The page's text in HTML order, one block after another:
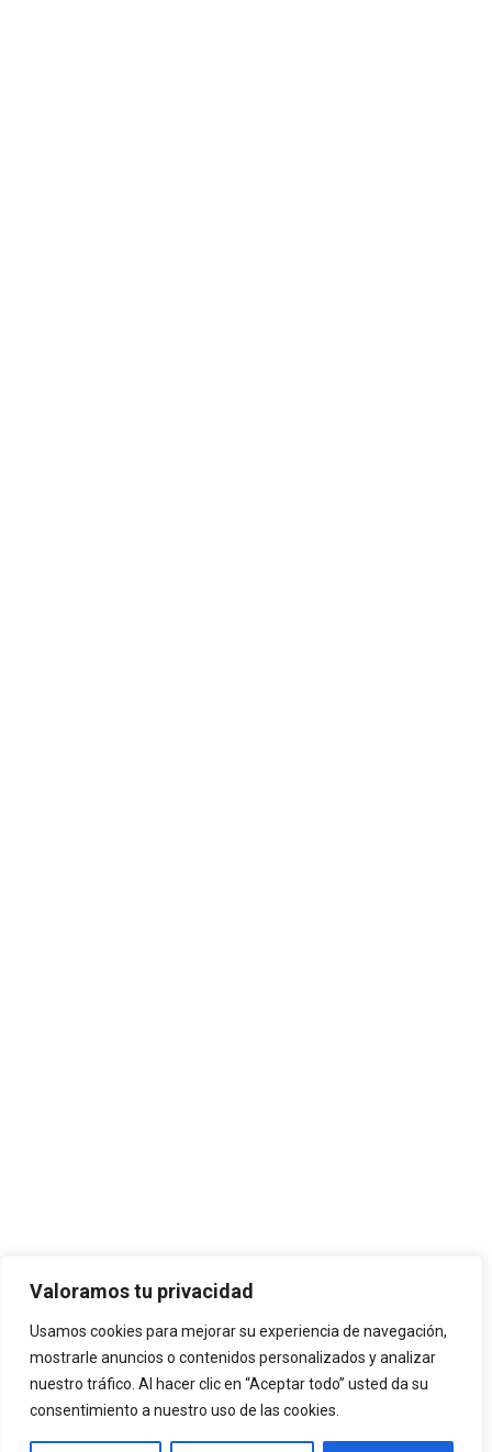
Valoramos tu privacidad
Usamos cookies para mejorar su experiencia de navegación,
mostrarle anuncios o contenidos personalizados y analizar
nuestro tráfico. Al hacer clic en “Aceptar todo” usted da su
consentimiento a nuestro uso de las cookies.